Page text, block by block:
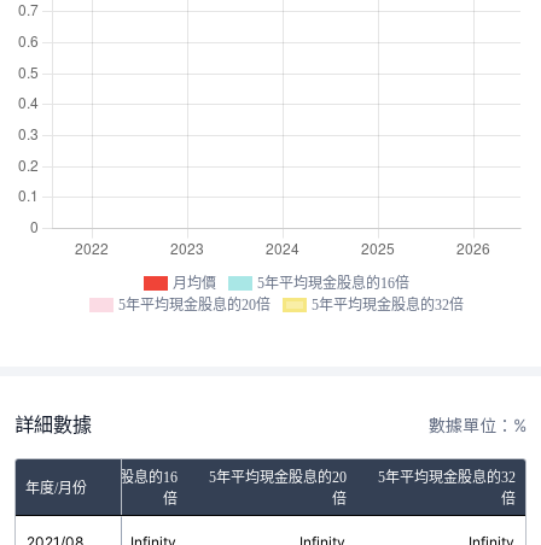
月均價
5年平均現金股息的16倍
5年平均現金股息的20倍
5年平均現金股息的32倍
詳細數據 數據單位：%
年度/月份
5年平均現金股息的16
倍
5年平均現金股息的20
倍
5年平均現金股息的32
倍